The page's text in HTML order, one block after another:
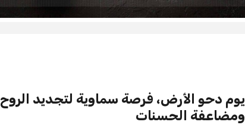
يوم دحو الأرض، فرصة سماوية لتجديد الروح
ومضاعفة الحسنات